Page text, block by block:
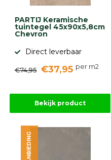
PARTIJ Keramische
tuintegel 45x90x5,8cm
Chevron
Direct leverbaar
€74,95 €37,95 per m2
Bekijk product
AANBIEDING